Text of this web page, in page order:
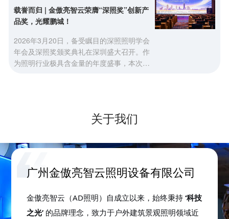
载誉而归 | 金傲亮智云荣膺“深照奖”创新产
品奖，光耀鹏城！
2026年3月20日，备受瞩目的深照照明学会
年会及深照奖颁奖典礼在深圳盛大召开。作
为照明行业极具含金量的年度盛事，本次年
由公司自主研发的多功能深度防眩投光灯 一
产品是金傲亮智云在智能照明领域持续探索
的重要成果
关于我们
广州金傲亮智云照明设备有限公司
金傲亮智云（AD照明） 自成立以来，始终秉持 ‘科技
之光’ 的品牌理念，致力于户外建筑景观照明领域近